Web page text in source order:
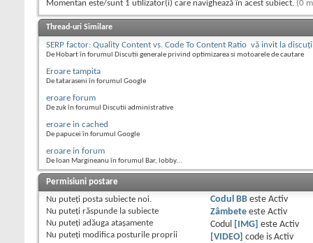
Momentan este/sunt 1 utilizator(i) care navighează în acest subiect. (0
Thread-uri Similare
SERP factor: Quality Content vs. Code To Content Ratio  vă invit la
De Hobart în forumul Discutii generale privind optimizarea si motoarele de cautare
Eroare tampita
De tataraseni în forumul Google
eroare forum
De zuk în forumul Discutii administrative
eroare in cached
De papucei în forumul Google
eroare in forum
De Ioan Margineanu în forumul Bar, lobby...
Permisiuni postare
Nu puteţi posta subiecte noi.
Nu puteţi răspunde la subiecte
Nu puteţi adăuga ataşamente
Nu puteţi modifica posturile proprii
Codul BBeste Activ
Zâmbeteeste Activ
Codul
[IMG] este Activ
[VIDEO]
code is Activ